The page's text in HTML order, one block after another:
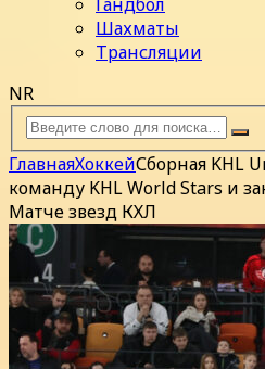
Шахматы
Трансляции
NR
ГлавнаяХоккейСборная KHL
команду KHL World Stars и
Матче звезд КХЛ